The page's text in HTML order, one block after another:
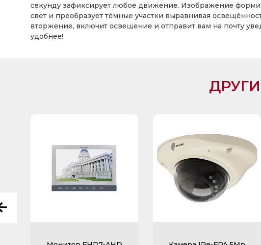
секунду зафиксирует любое движение. Изображение
свет и преобразует тёмные участки выравнивая
вторжение, включит освещение и отправит вам на почту
удобнее!